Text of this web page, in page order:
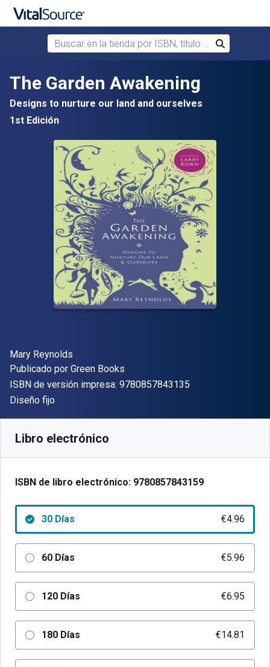
Saltar al contenido principal
Buscar en la tienda por ISBN, título o autor
Buscar
The Garden Awakening
Designs to nurture our land and ourselves
1st Edición
Autor(es)
Mary Reynolds
Editorial
Publicado por Green Books
ISBN de versión impresa: 9780857843135
Formato
Diseño fijo
Libro electrónico
ISBN de libro electrónico: 9780857843159
30 Días €4.96
60 Días €5.96
120 Días €6.95
180 Días €14.81